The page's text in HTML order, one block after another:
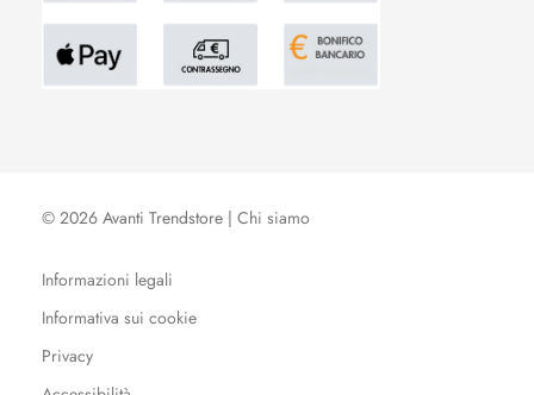
© 2026 Avanti Trendstore | Chi siamo
Informazioni legali
Informativa sui cookie
Privacy